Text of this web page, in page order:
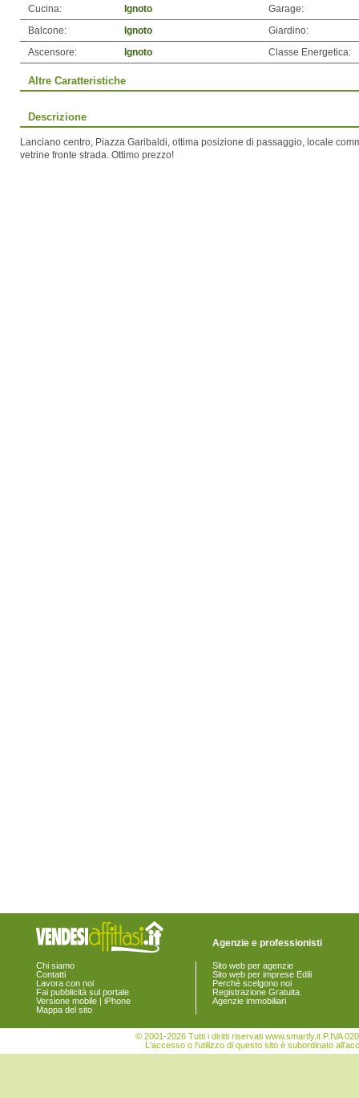
Cucina:
Ignoto
Garage:
Balcone:
Ignoto
Giardino:
Ascensore:
Ignoto Classe Energetica:
Altre Caratteristiche
Descrizione
Lanciano centro, Piazza Garibaldi, ottima posizione di passaggio, locale
vetrine fronte strada. Ottimo prezzo!
Chi siamo
Contatti
Lavora con noi
Fai pubblicità sul portale
Versione mobile | iPhone
Mappa del sito
Agenzie e professionisti
Sito web per agenzie
Sito web per imprese Edili
Perchè scelgono noi
Registrazione Gratuita
Agenzie immobiliari
© 2001-2026 Tutti i diritti riservati www.smartly.it P.IVA
L'accesso o l'utilizzo di questo sito è subordinato